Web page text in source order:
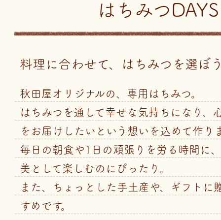
はちみつDAYS
料理に合わせて、はちみつを選ぼ
秋田屋オリジナルの、専用はちみつ。
はちみつを通して幸せな気持ちになり、
をお届けしたいという想いを込めて作り
毎日の朝食や1日の頑張りを労る時間に
美として楽しむのにぴったり。
また、ちょっとした手土産や、ギフトに
すめです。